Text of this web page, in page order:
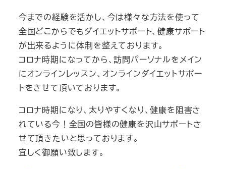
今までの経験を活かし、今は様々な方法を使って
全国どこからでもダイエットサポート、健康サポート
が出来るように体制を整えております。
コロナ時期になってから、訪問パーソナルをメイン
にオンラインレッスン、オンラインダイエットサポー
トをさせて頂いております。
コロナ時期になり、太りやすくなり、健康を阻害さ
れている今！全国の皆様の健康を沢山サポートさ
せて頂きたいと思っております。
宜しく御願い致します。